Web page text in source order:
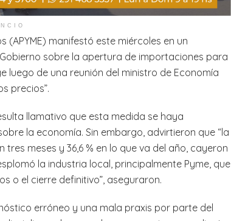
(APYME) manifestó este miércoles en un
sobre la apertura de importaciones para
de una reunión del ministro de Economía
precios”.
llamativo que esta medida se haya
la economía. Sin embargo, advirtieron que “la
meses y 36,6 % en lo que va del año, cayeron
la industria local, principalmente Pyme, que
o el cierre definitivo”, aseguraron.
erróneo y una mala praxis por parte del